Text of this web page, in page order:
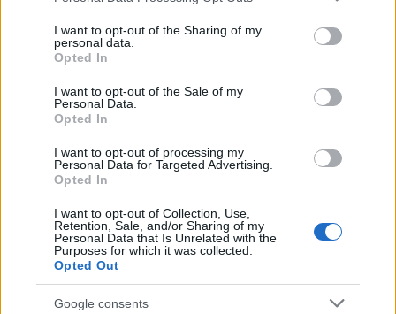
not limited to your visit or usage behaviour. You may click to
grant or deny consent to Google and its third-party tags to
use your data for below specified purposes in below Google
consent section.
I want to opt-out of the Sharing of my
personal data.
Opted In
I want to opt-out of the Sale of my
Personal Data.
Opted In
I want to opt-out of processing my
Personal Data for Targeted Advertising.
Opted In
I want to opt-out of Collection, Use,
Retention, Sale, and/or Sharing of my
Personal Data that Is Unrelated with the
Purposes for which it was collected.
Opted Out
Google consents